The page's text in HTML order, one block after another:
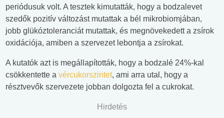
periódusuk volt. A tesztek kimutatták, hogy a bodzalevet
szedők pozitív változást mutattak a bél mikrobiomjában,
jobb glükóztoleranciát mutattak, és megnövekedett a zsírok
oxidációja, amiben a szervezet lebontja a zsírokat.
A kutatók azt is megállapították, hogy a bodzalé 24%-kal
csökkentette a vércukorszintet, ami arra utal, hogy a
résztvevők szervezete jobban dolgozta fel a cukrokat.
Hirdetés